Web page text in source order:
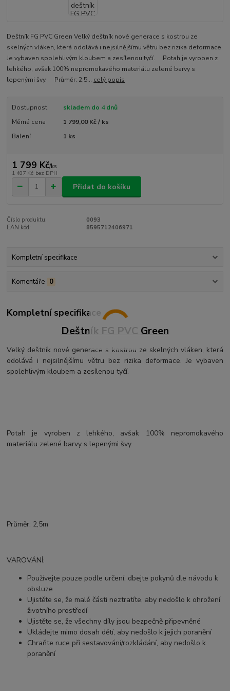
Deštník FG PVC Green Velký deštník nové generace s kostrou ze
skelných vláken, která odolává i nejsilnějšímu větru bez rizika deformace.
Je vybaven spolehlivým kloubem a zesílenou tyčí. Potah je vyroben z
lehkého, avšak 100% nepromokavého materiálu zelené barvy s
lepenými švy. Průměr: 2,5... celý popis
Dostupnost
skladem do 4 dnů
Měrná cena
1 799,00 Kč / ks
Balení
1 ks
1 799 Kč/ks
1 487 Kč bez DPH
Přidat do košíku
Číslo produktu:
0093
EAN kód:
8595712406971
Kompletní specifikace
Komentáře 0
Kompletní specifikace
Deštník FG PVC Green
Velký deštník nové generace s kostrou ze skelných vláken, která
odolává i nejsilnějšímu větru bez rizika deformace. Je vybaven
spolehlivým kloubem a zesílenou tyčí.
Potah je vyroben z lehkého, avšak 100% nepromokavého
materiálu zelené barvy s lepenými švy.
Průměr: 2,5m
VAROVÁNÍ:
Používejte pouze podle určení, dbejte pokynů dle návodu k
obsluze
Ujistěte se, že malé části neztratíte, aby nedošlo k ohrožení
životního prostředí
Ujistěte se, že všechny díly jsou bezpečně připevněné
Ukládejte mimo dosah dětí, aby nedošlo k jejich poranění
Chraňte ruce při sestavování/rozkládání, aby nedošlo k
poranění